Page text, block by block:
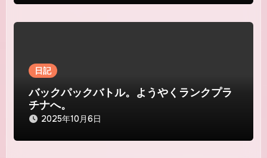
日記
バックパックバトル。ようやくランクプラ
チナへ。
2025年10月6日